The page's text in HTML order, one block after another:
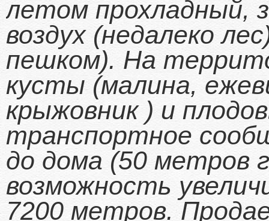
летом прохладный,
воздух (недалеко
пешком). На
кусты (малина,
крыжовник ) и
транспортное
до дома (50 метров
возможность
7200 метров.